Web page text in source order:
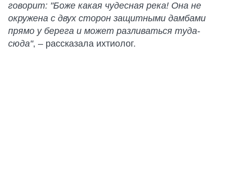
говорит: "Боже какая чудесная река! Она не
окружена с двух сторон защитными дамбами
прямо у берега и может разливаться туда-
сюда", – рассказала ихтиолог.